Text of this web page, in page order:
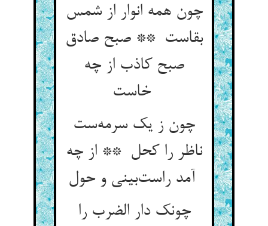
چون همه انوار از شمس
بقاست ** صبح صادق
صبح کاذب از چه
چون ز یک سرمه‌ست
ناظر را کحل ** از چه
چونک دار الضرب را